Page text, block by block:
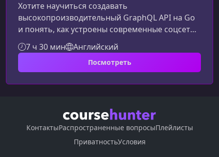
Хотите научиться создавать
высокопроизводительный GraphQL API на Go
и понять, как устроены современные соцсети
изнутри? В этом курсе вы шаг за шагом
создадите клон Twitter GraphQL API на Golang,
освоите популярные backend-инструменты и
можно сразу применять в реальных
созданию полноценного GraphQL API с
использованием языка Golang и библиотеки
gqlgen. Вы узнаете, как г
7 ч 30 мин Английский
Посмотреть
КонтактыРаспространенные вопросыПлейлисты
ПриватностьУсловия